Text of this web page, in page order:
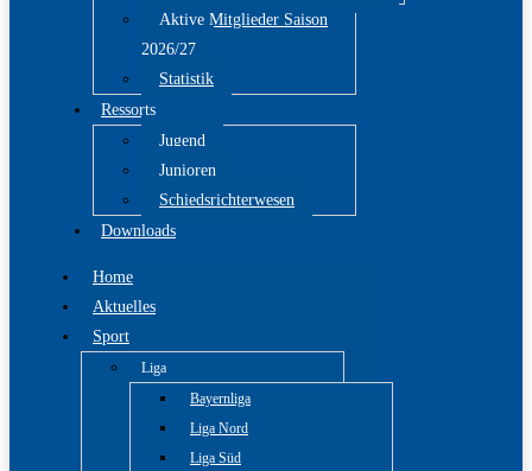
Aktive Mitglieder Saison
2026/27
Statistik
Ressorts
Jugend
Junioren
Schiedsrichterwesen
Downloads
Home
Aktuelles
Sport
Liga
Bayernliga
Liga Nord
Liga Süd